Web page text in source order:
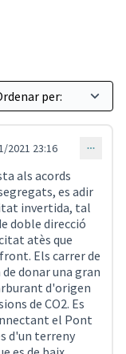
2021 23:16
als acords
es adir
invertida, tal
doble direcció
atès que
Els carrer de
donar una gran
d'origen
de CO2. Es
el Pont
d'un terreny